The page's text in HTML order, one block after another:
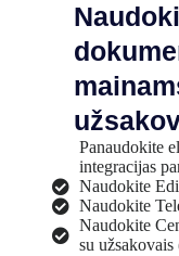
Panaudokite
integracijas
Naudokite
Naudokite
Naudokite
su